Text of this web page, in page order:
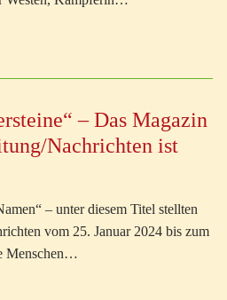
– Das Magazin
Nachrichten ist
– unter diesem Titel stellten
vom 25. Januar 2024 bis zum
Menschen…